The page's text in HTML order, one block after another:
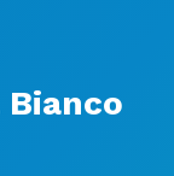
Bianco